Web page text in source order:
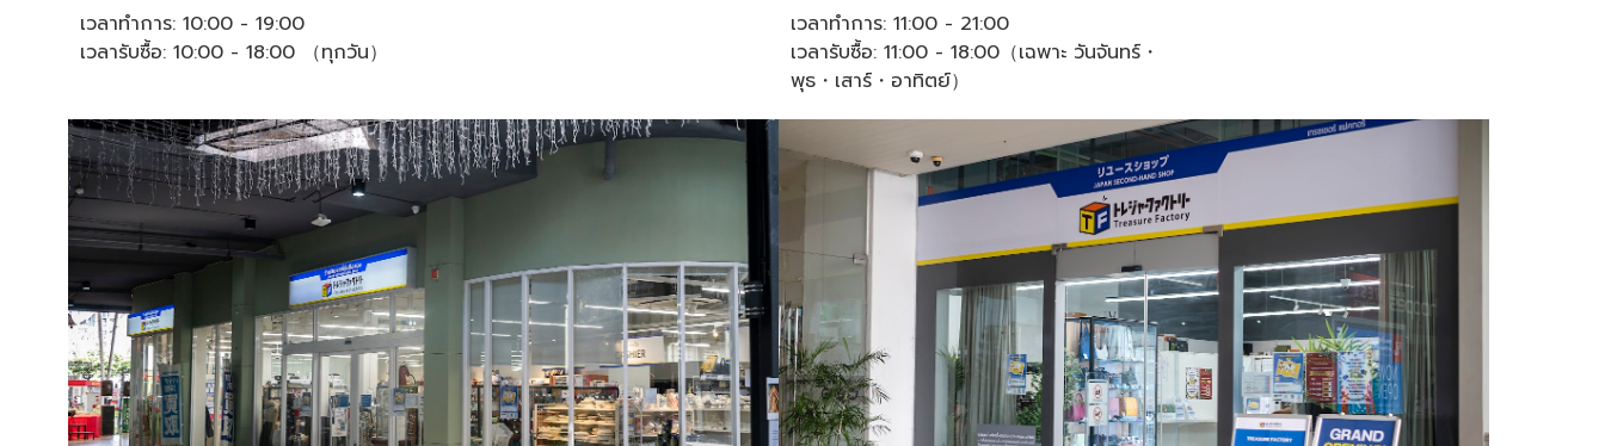
เวลาทำการ: 10:00 - 19:00
เวลารับซื้อ: 10:00 - 18:00 （ทุกวัน）
เวลาทำการ: 11:00 - 21:00
เวลารับซื้อ: 11:00 - 18:00（เฉพาะ วันจันทร์・
พุธ・เสาร์・อาทิตย์）